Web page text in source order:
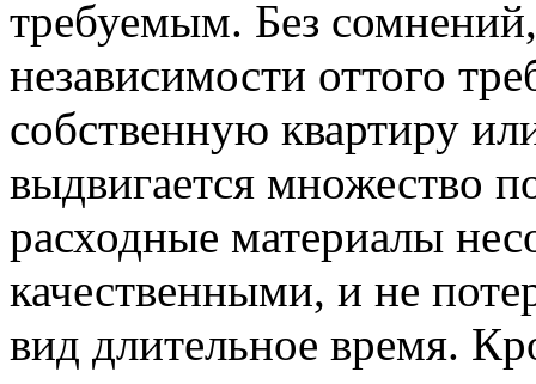
требуемым. Без
независимости оттого
собственную квартиру
выдвигается множество
расходные материалы
качественными, и не
вид длительное время.